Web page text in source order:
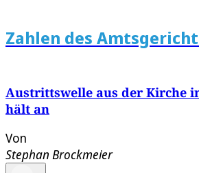
Zahlen des
Austrittswelle aus der Kirche
hält an
Von
Stephan Brockmeier